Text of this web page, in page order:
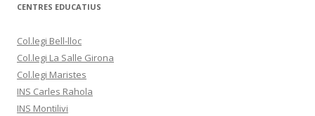
CENTRES EDUCATIUS
Col.legi Bell-lloc
Col.legi La Salle Girona
Col.legi Maristes
INS Carles Rahola
INS Montilivi